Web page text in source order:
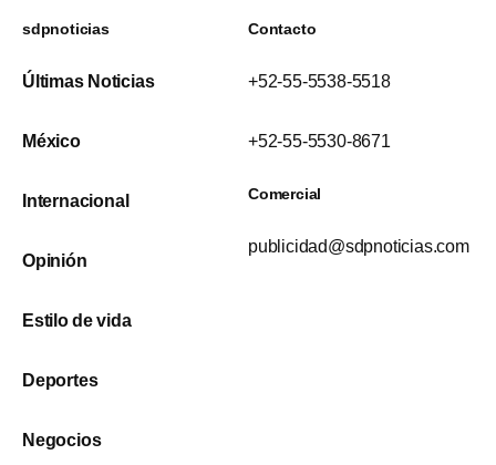
sdpnoticias
Últimas Noticias
México
Internacional
Opinión
Estilo de vida
Deportes
Negocios
Contacto
+52-55-5538-5518
+52-55-5530-8671
Comercial
publicidad@sdpnoticias.com